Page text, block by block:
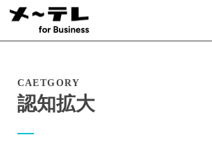
CAETGORY
認知拡大